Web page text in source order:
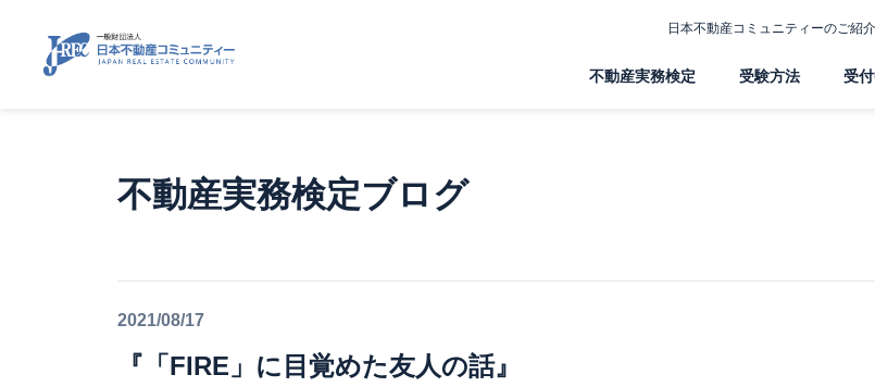
日本不動産コミュニティーのご紹介
不動産実務検定 受験方法 受
不動産実務検定ブログ
2021/08/17
『「FIRE」に目覚めた友人の話』